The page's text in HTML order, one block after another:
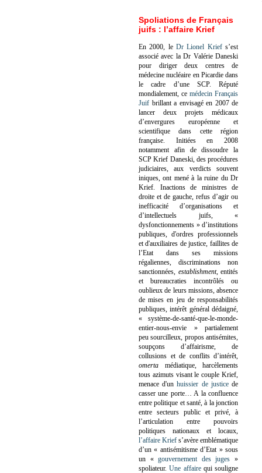
Spoliations de Français
juifs : l’affaire Krief
En 2000, le Dr Lionel Kriefs’est
associé avec la Dr Valérie Daneski
pour diriger deux centres de
médecine nucléaire en Picardie dans
le cadre d’une SCP. Réputé
mondialement, ce médecin Français
Juif brillant a envisagé en 2007 de
lancer deux projets médicaux
d’envergures européenne et
scientifique dans cette région
française. Initiées en 2008
notamment afin de dissoudre la
SCP Krief Daneski, des procédures
judiciaires, aux verdicts souvent
iniques, ont mené à la ruine du Dr
Krief. Inactions de ministres de
droite et de gauche, refus d’agir ou
inefficacité d’organisations et
d’intellectuels juifs, «
dysfonctionnements » d’institutions
publiques, d'ordres professionnels
et d'auxiliaires de justice, faillites de
l’Etat dans ses missions
régaliennes, discriminations non
sanctionnées, establishment, entités
et bureaucraties incontrôlés ou
oublieux de leurs missions, absence
de mises en jeu de responsabilités
publiques, intérêt général dédaigné,
« système-de-santé-que-le-monde-
entier-nous-envie » partialement
peu sourcilleux, propos antisémites,
soupçons d’affairisme, de
collusions et de conflits d’intérêt,
omerta médiatique, harcèlements
tous azimuts visant le couple Krief,
menace d'unhuissier de justicede
casser une porte… A la confluence
entre politique et santé, à la jonction
entre secteurs public et privé, à
l’articulation entre pouvoirs
politiques nationaux et locaux,
l’affaire Krief s’avère emblématique
d’un « antisémitisme d’Etat » sous
un «gouvernement des juges »
spoliateur.Une affairequi souligne